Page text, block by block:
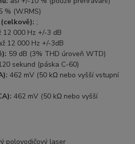
% (W.RMS)
;
12 000 Hz +/-3 dB
12 000 Hz +/-3dB
59 dB (3% THD úroveň WTD)
sekund (páska C-60)
462 mV (50 kΩ nebo vyšší vstupní
462 mV (50 kΩ nebo vyšší
polovodičový laser